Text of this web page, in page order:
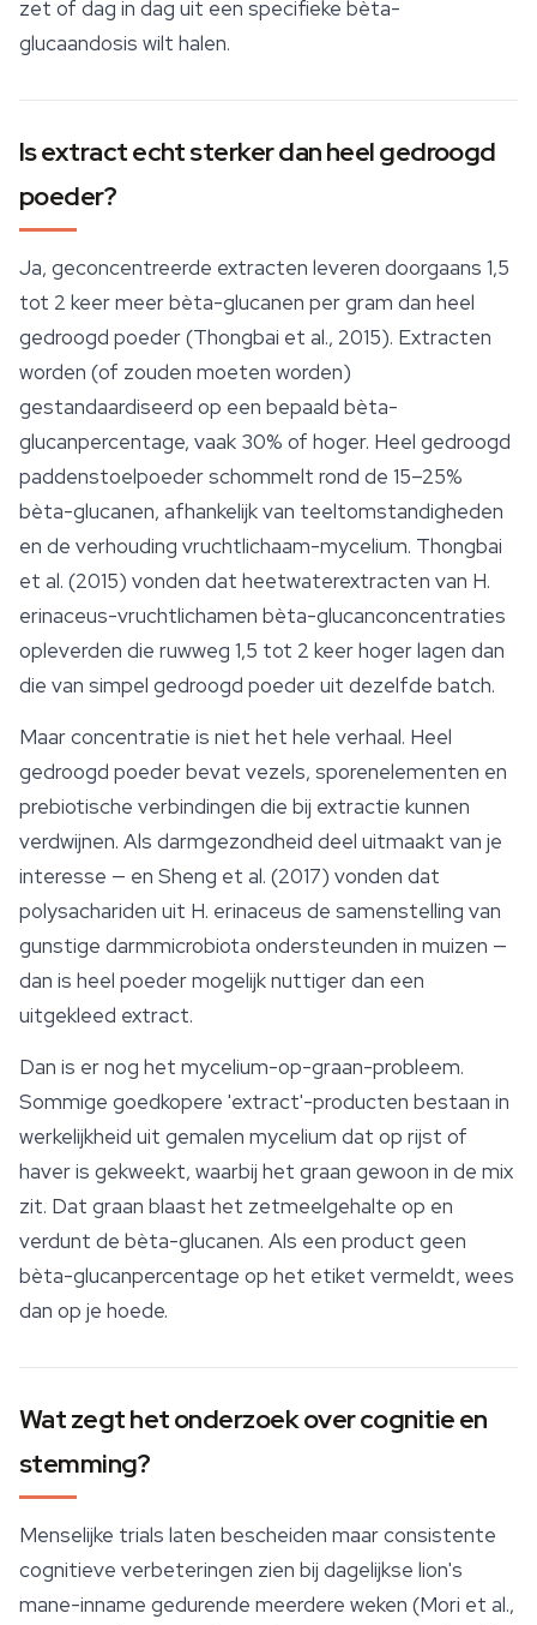
zet of dag in dag uit een specifieke bèta-
glucaandosis wilt halen.
Is extract echt sterker dan heel gedroogd
poeder?
Ja, geconcentreerde extracten leveren doorgaans 1,5
tot 2 keer meer bèta-glucanen per gram dan heel
gedroogd poeder (Thongbai et al., 2015). Extracten
worden (of zouden moeten worden)
gestandaardiseerd op een bepaald bèta-
glucanpercentage, vaak 30% of hoger. Heel gedroogd
paddenstoelpoeder schommelt rond de 15–25%
bèta-glucanen, afhankelijk van teeltomstandigheden
en de verhouding vruchtlichaam-mycelium. Thongbai
et al. (2015) vonden dat heetwaterextracten van H.
erinaceus-vruchtlichamen bèta-glucanconcentraties
opleverden die ruwweg 1,5 tot 2 keer hoger lagen dan
die van simpel gedroogd poeder uit dezelfde batch.
Maar concentratie is niet het hele verhaal. Heel
gedroogd poeder bevat vezels, sporenelementen en
prebiotische verbindingen die bij extractie kunnen
verdwijnen. Als darmgezondheid deel uitmaakt van je
interesse — en Sheng et al. (2017) vonden dat
polysachariden uit H. erinaceus de samenstelling van
gunstige darmmicrobiota ondersteunden in muizen —
dan is heel poeder mogelijk nuttiger dan een
uitgekleed extract.
Dan is er nog het mycelium-op-graan-probleem.
Sommige goedkopere 'extract'-producten bestaan in
werkelijkheid uit gemalen mycelium dat op rijst of
haver is gekweekt, waarbij het graan gewoon in de mix
zit. Dat graan blaast het zetmeelgehalte op en
verdunt de bèta-glucanen. Als een product geen
bèta-glucanpercentage op het etiket vermeldt, wees
dan op je hoede.
Wat zegt het onderzoek over cognitie en
stemming?
Menselijke trials laten bescheiden maar consistente
cognitieve verbeteringen zien bij dagelijkse lion's
mane-inname gedurende meerdere weken (Mori et al.,